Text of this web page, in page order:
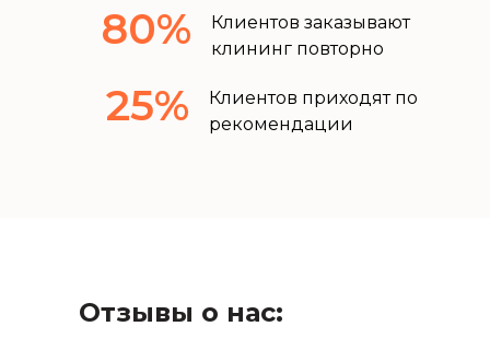
80%
Клиентов заказывают
клининг повторно
25%
Клиентов приходят по
рекомендации
Отзывы о нас: